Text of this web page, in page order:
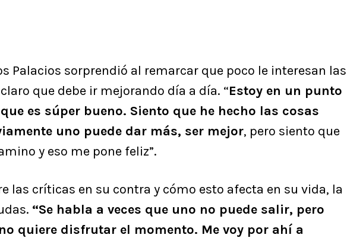
Palacios sorprendió al remarcar que poco le interesan las
que debe ir mejorando día a día. “Estoy en un punto
es súper bueno. Siento que he hecho las cosas
uno puede dar más, ser mejor, pero siento que
y eso me pone feliz”.
las críticas en su contra y cómo esto afecta en su vida, la
“Se habla a veces que uno no puede salir, pero
quiere disfrutar el momento. Me voy por ahí a